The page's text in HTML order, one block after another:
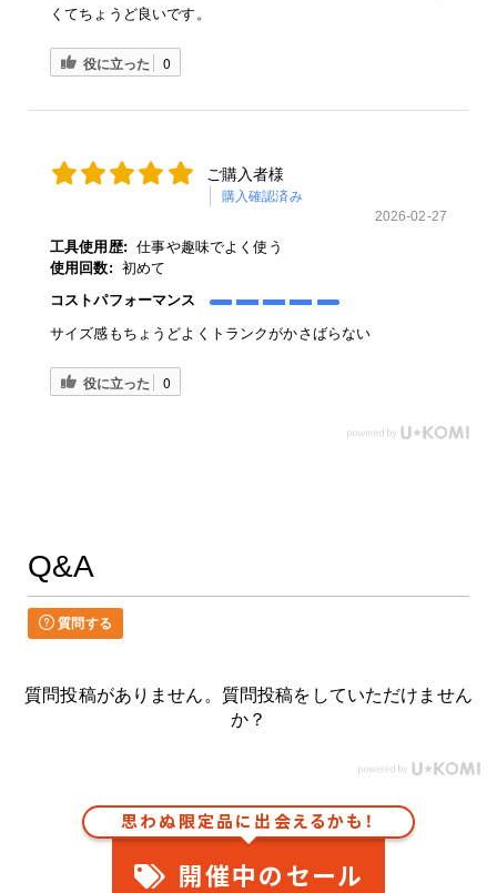
くてちょうど良いです。
役に立った 0
ご購入者様
購入確認済み
2026-02-27
工具使用歴: 仕事や趣味でよく使う
使用回数: 初めて
コストパフォーマンス
サイズ感もちょうどよくトランクがかさばらない
役に立った 0
Q&A
質問する
質問投稿がありません。質問投稿をしていただけません
か？
思わぬ限定品に出会えるかも！
開催中のセール